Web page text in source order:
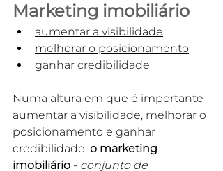
Marketing imobiliário
aumentar a visibilidade
melhorar o posicionamento
ganhar credibilidade
Numa altura em que é importante
aumentar a visibilidade, melhorar o
posicionamento e ganhar
credibilidade, o marketing
imobiliário - conjunto de